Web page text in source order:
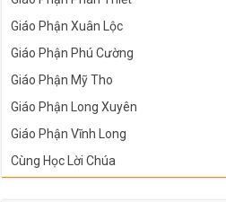
Giáo Phận Xuân Lộc
Giáo Phận Phú Cường
Giáo Phận Mỹ Tho
Giáo Phận Long Xuyên
Giáo Phận Vĩnh Long
Cùng Học Lời Chúa